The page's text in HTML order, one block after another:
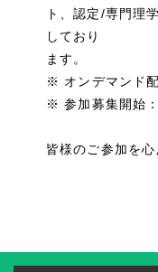
ト、認定/専門理
しており
ます。
※ オンデマンド
※ 参加募集開始
皆様のご参加を